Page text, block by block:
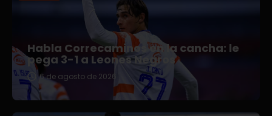
Habla Correcaminos en la cancha: le
pega 3-1 a Leones Negros
6 de agosto de 2026